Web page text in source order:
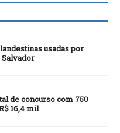
usadas por
de concurso com 750
16,4 mil